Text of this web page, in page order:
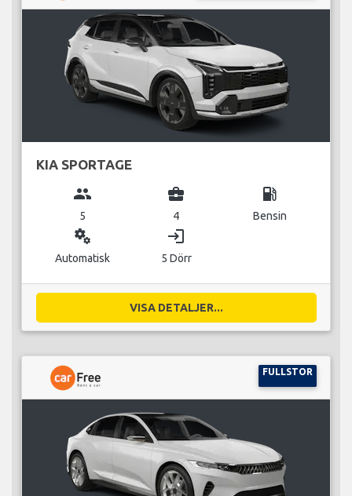
KIA SPORTAGE
group
5
business_center
4
local_gas_station
Bensin
miscellaneous_services
Automatisk
login
5 Dörr
VISA DETALJER...
FULLSTOR